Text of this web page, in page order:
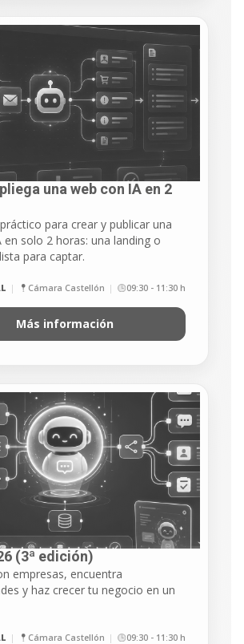
una web con IA en 2
para crear y publicar una
en solo 2 horas: una landing o
para captar.
Cámara Castellón 09:30 - 11:30 h
Más información
(3ª edición)
empresas, encuentra
y haz crecer tu negocio en un
Cámara Castellón 09:30 - 11:30 h